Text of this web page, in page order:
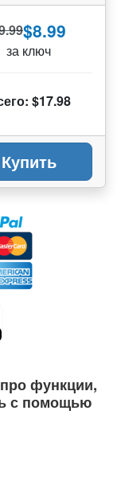
$8.99
за ключ
$17.98
Купить
функции,
с помощью